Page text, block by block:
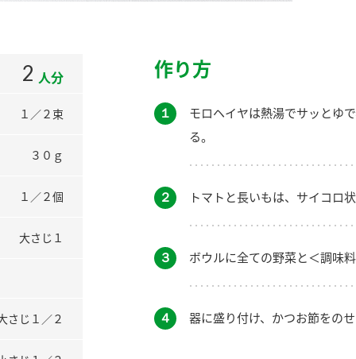
2 人分
１／２束
３０ｇ
１／２個
大さじ１
さじ１／２
作り方
１ モロヘイヤは熱湯でサッとゆ
る。
２ トマトと長いもは、サイコロ状
３ ボウルに全ての野菜と＜調味
４ 器に盛り付け、かつお節をのせ